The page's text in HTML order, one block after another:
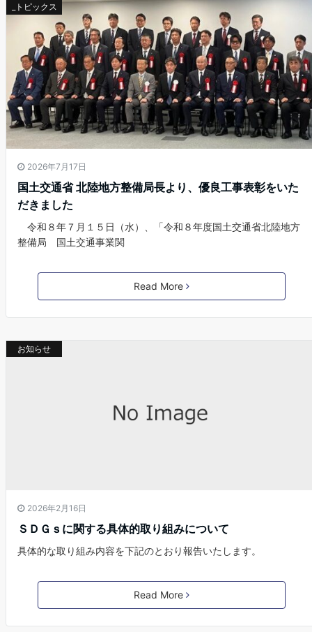
_トピックス
2026年7月17日
国土交通省 北陸地方整備局長より、優良工事表彰をいた
だきました
令和８年７月１５日（水）、「令和８年度国土交通省北陸地方
整備局 国土交通事業関
Read More
お知らせ
2026年2月16日
ＳＤＧｓに関する具体的取り組みについて
具体的な取り組み内容を下記のとおり報告いたします。
Read More